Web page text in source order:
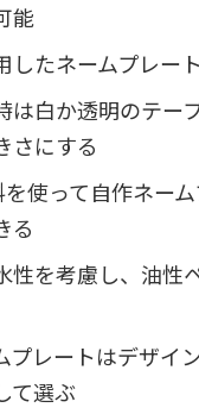
能
したネームプレー
は白か透明のテー
さにする
使って自作ネー
る
性を考慮し、油性
レートはデザイ
て選ぶ